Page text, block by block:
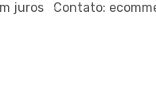
Contato: